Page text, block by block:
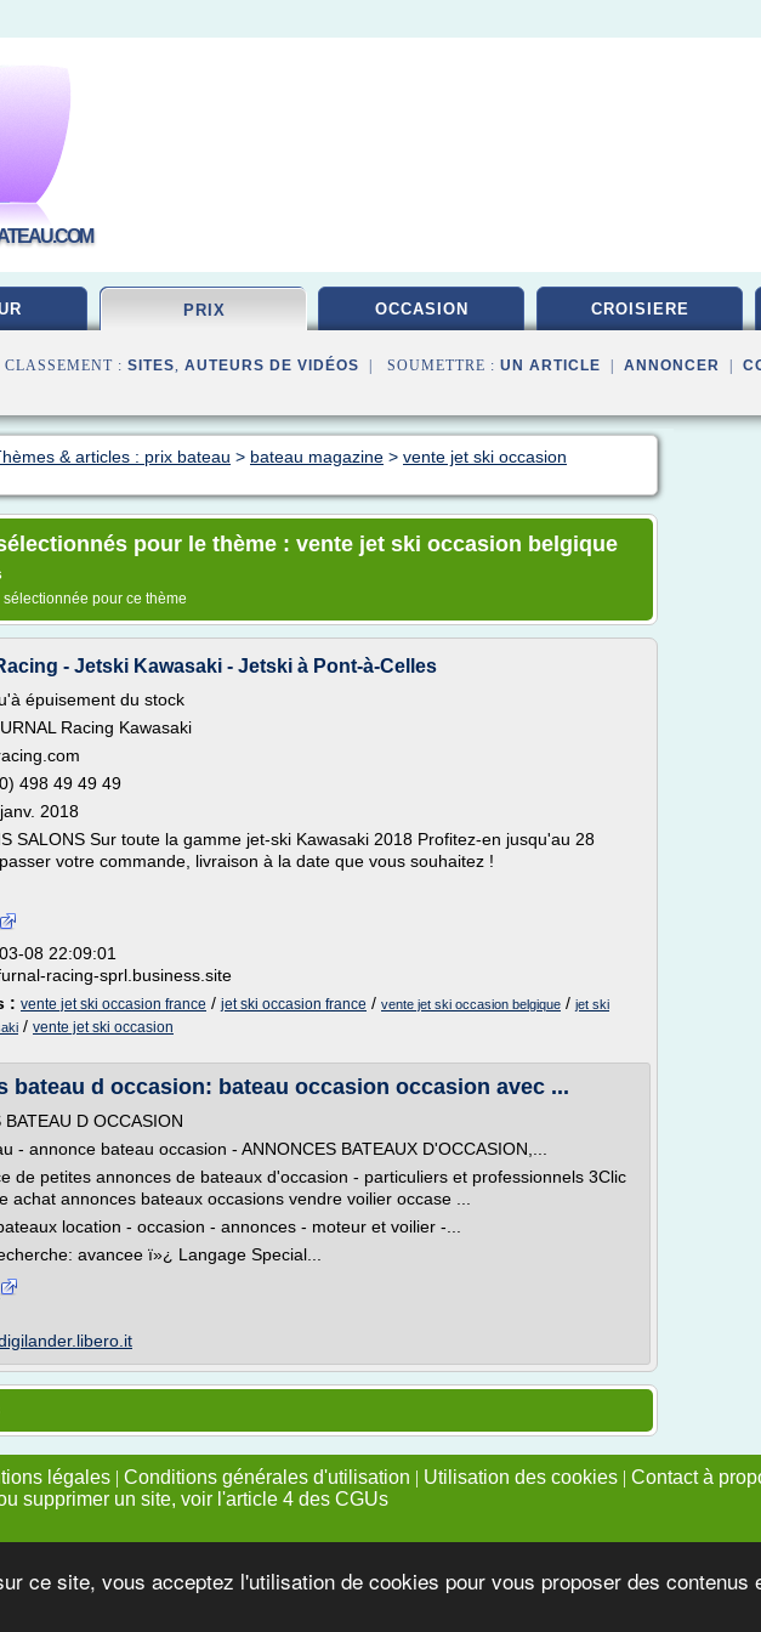
ce site, vous acceptez l'utilisation de cookies pour vous proposer des
PRIX OCCASION CROISIERE
: SITES, AUTEURS DE VIDÉOS | SOUMETTRE : UN ARTICLE ANNONCER
& articles : prix bateau > bateau magazine > vente jet ski occasion
pour le thème : vente jet ski occasion belgique
pour ce thème
- Jetski Kawasaki - Jetski à Pont-à-Celles
épuisement du stock
Racing Kawasaki
498 49 49 49
2018
SALONS Sur toute la gamme jet-ski Kawasaki 2018 Profitez-en jusqu'au 28
votre commande, livraison à la date que vous souhaitez !
08 22:09:01
racing-sprl.business.site
: vente jet ski occasion france / jet ski occasion france / vente jet ski occasion belgique / jet ski
/ vente jet ski occasion
bateau d occasion: bateau occasion occasion avec ...
BATEAU D OCCASION
- annonce bateau occasion - ANNONCES BATEAUX D'OCCASION,...
de petites annonces de bateaux d'occasion - particuliers et professionnels 3Clic
achat annonces bateaux occasions vendre voilier occase ...
location - occasion - annonces - moteur et voilier -...
avancee ï»¿ Langage Special...
légales | Conditions générales d'utilisation | Utilisation des cookies | Contact à
supprimer un site, voir l'article 4 des CGUs